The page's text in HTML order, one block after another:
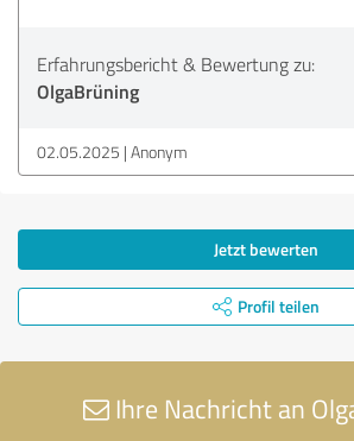
Erfahrungsbericht & Bewertung zu:
OlgaBrüning
02.05.2025 Anonym
Jetzt bewerten
Profil teilen
Ihre Nachricht an